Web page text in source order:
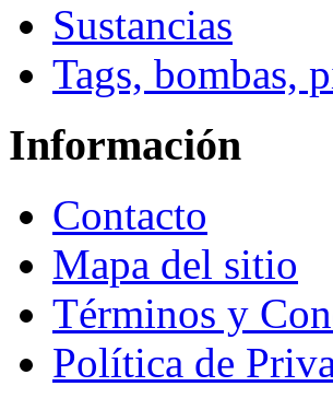
Sustancias
Tags, bombas,
Información
Contacto
Mapa del sitio
Términos y
Política de